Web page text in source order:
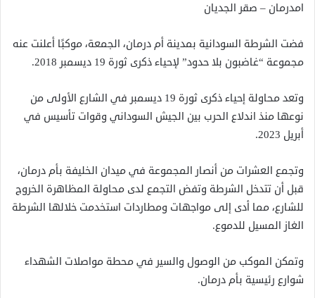
امدرمان – صقر الجديان
فضت الشرطة السودانية بمدينة أم درمان، الجمعة، موكبًا أعلنت عنه
مجموعة “غاضبون بلا حدود” لإحياء ذكرى ثورة 19 ديسمبر 2018.
وتعد محاولة إحياء ذكرى ثورة 19 ديسمبر في الشارع الأولى من
نوعها منذ اندلاع الحرب بين الجيش السوداني وقوات تأسيس في
أبريل 2023.
وتجمع العشرات من أنصار المجموعة في ميدان الخليفة بأم درمان،
قبل أن تتدخل الشرطة وتفض التجمع لدى محاولة المظاهرة الخروج
للشارع، مما أدى إلى مواجهات ومطاردات استخدمت خلالها الشرطة
الغاز المسيل للدموع.
وتمكن الموكب من الوصول والسير في محطة مواصلات الشهداء
شوارع رئيسية بأم درمان.